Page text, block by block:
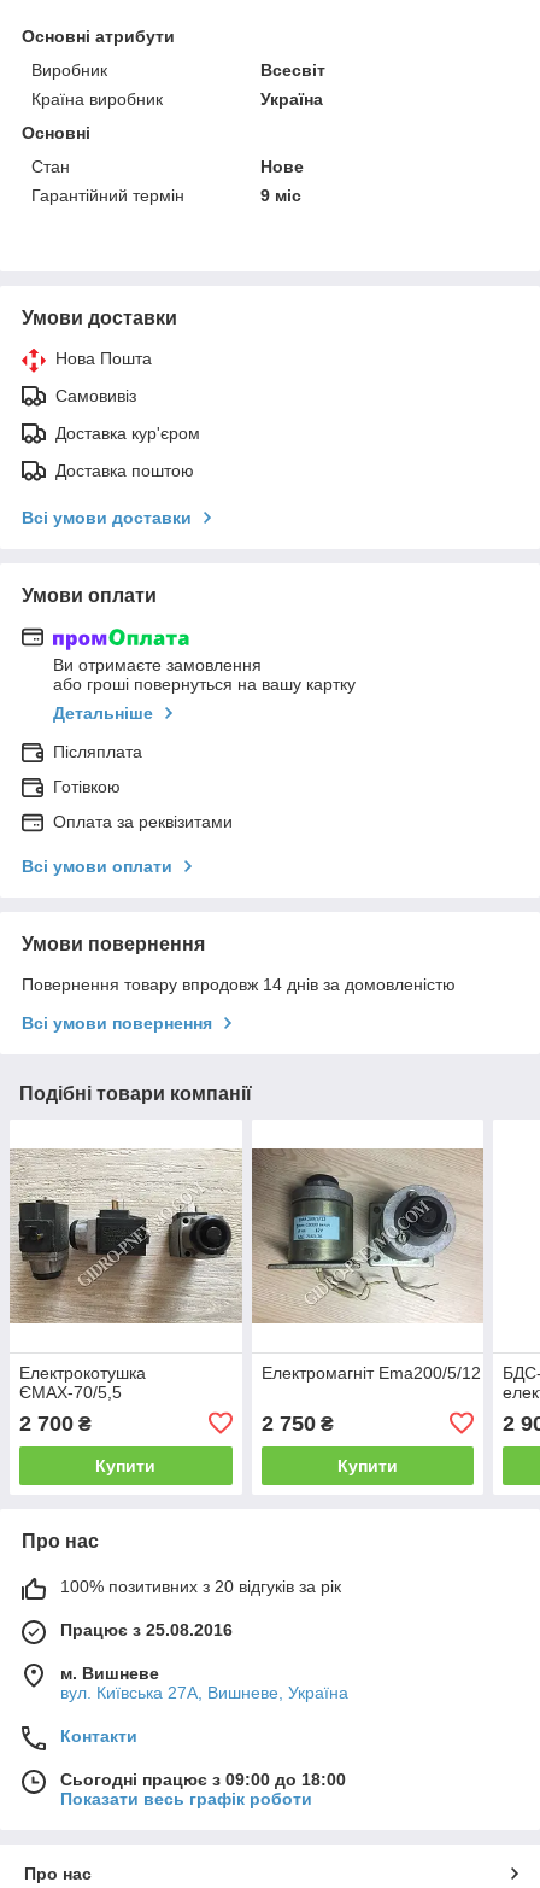
Основні атрибути
Виробник
Всесвіт
Країна виробник
Україна
Основні
Стан
Нове
Гарантійний термін
9 міс
Умови доставки
Нова Пошта
Самовивіз
Доставка кур'єром
Доставка поштою
Всі умови доставки
Умови оплати
Ви отримаєте замовлення
або гроші повернуться на вашу картку
Детальніше
Післяплата
Готівкою
Оплата за реквізитами
Всі умови оплати
Умови повернення
Повернення товару впродовж 14 днів за домовленістю
Всі умови повернення
Подібні товари компанії
Електрокотушка
ЄМАХ-70/5,5
2 700 ₴
Купити
Електромагніт Ema200/5/12
2 750₴
Купити
2
Про нас
100% позитивних з 20 відгуків за рік
Працює з 25.08.2016
м. Вишневе
вул. Київська 27А, Вишневе, Україна
Контакти
Сьогодні працює з 09:00 до 18:00
Показати весь графік роботи
Про нас